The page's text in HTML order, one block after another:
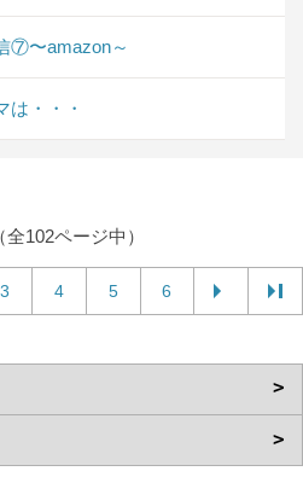
⑦〜amazon～
は・・・
102ページ中）
3 4 5 6